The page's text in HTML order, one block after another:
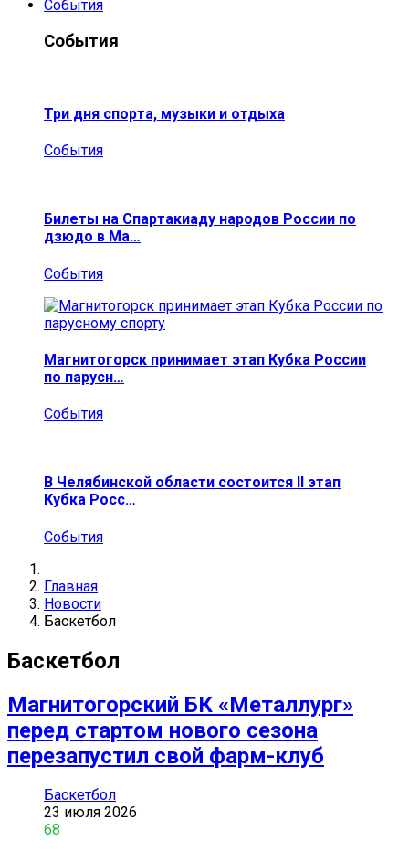
События
События
Три дня спорта, музыки и отдыха
События
Билеты на Спартакиаду народов России по
дзюдо в Ма…
События
Магнитогорск принимает этап Кубка России
по парусн…
События
В Челябинской области состоится II этап
Кубка Росс…
События
Главная
Новости
Баскетбол
Баскетбол
Магнитогорский БК «Металлург»
перед стартом нового сезона
перезапустил свой фарм-клуб
Баскетбол
23 июля 2026
68